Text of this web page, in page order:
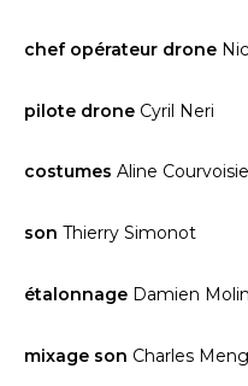
chef opérateur drone
pilote drone Cyril Neri
costumes Aline
son Thierry Simonot
étalonnage Damien
mixage son Charles